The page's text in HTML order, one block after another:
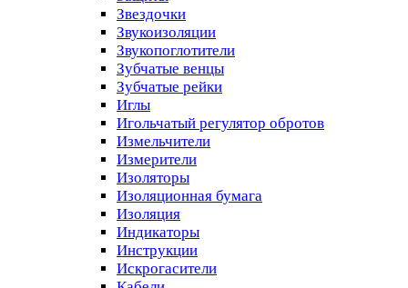
Звездочки
Звукоизоляции
Звукопоглотители
Зубчатые венцы
Зубчатые рейки
Иглы
Игольчатый регулятор обротов
Измельчители
Измерители
Изоляторы
Изоляционная бумага
Изоляция
Индикаторы
Инструкции
Искрогасители